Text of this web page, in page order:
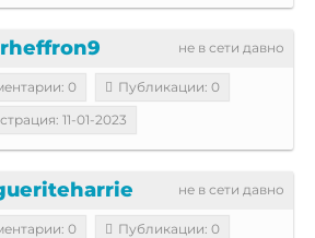
не в сети давно
0
Публикации: 0
11-01-2023
не в сети давно
0
Публикации: 0